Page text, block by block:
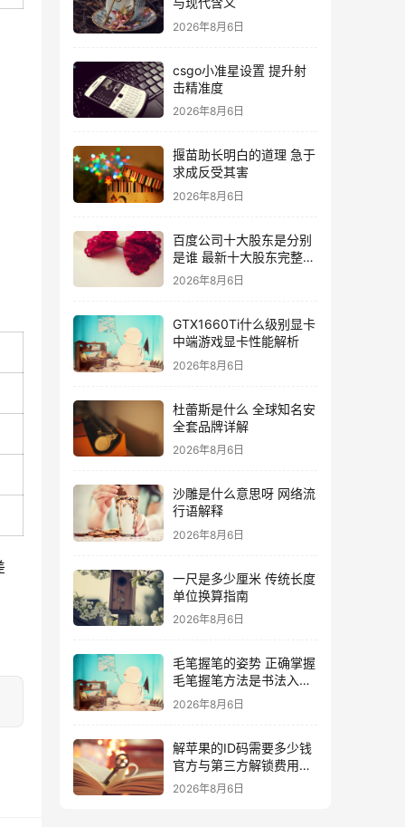
2026年8月6日
csgo小准星设置 提升射
击精准度
2026年8月6日
揠苗助长明白的道理 急于
求成反受其害
2026年8月6日
百度公司十大股东是分别
是谁 最新十大股东完整名
单
2026年8月6日
GTX1660Ti什么级别显卡
中端游戏显卡性能解析
2026年8月6日
杜蕾斯是什么 全球知名安
全套品牌详解
2026年8月6日
沙雕是什么意思呀 网络流
行语解释
2026年8月6日
一尺是多少厘米 传统长度
单位换算指南
2026年8月6日
毛笔握笔的姿势 正确掌握
毛笔握笔方法是书法入门
的关键
2026年8月6日
解苹果的ID码需要多少钱
官方与第三方解锁费用详
解
2026年8月6日